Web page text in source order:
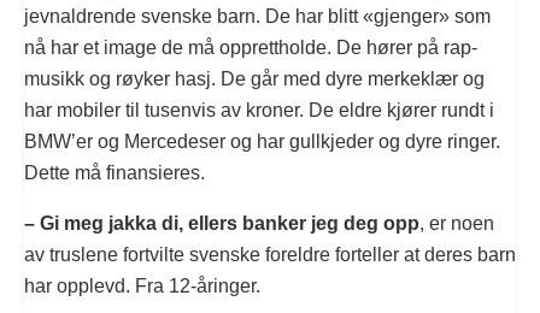
jevnaldrende svenske barn. De har blitt «gjenger» som
nå har et image de må opprettholde. De hører på rap-
musikk og røyker hasj. De går med dyre merkeklær og
har mobiler til tusenvis av kroner. De eldre kjører rundt i
BMW’er og Mercedeser og har gullkjeder og dyre ringer.
Dette må finansieres.
– Gi meg jakka di, ellers banker jeg deg opp, er noen
av truslene fortvilte svenske foreldre forteller at deres barn
har opplevd. Fra 12-åringer.